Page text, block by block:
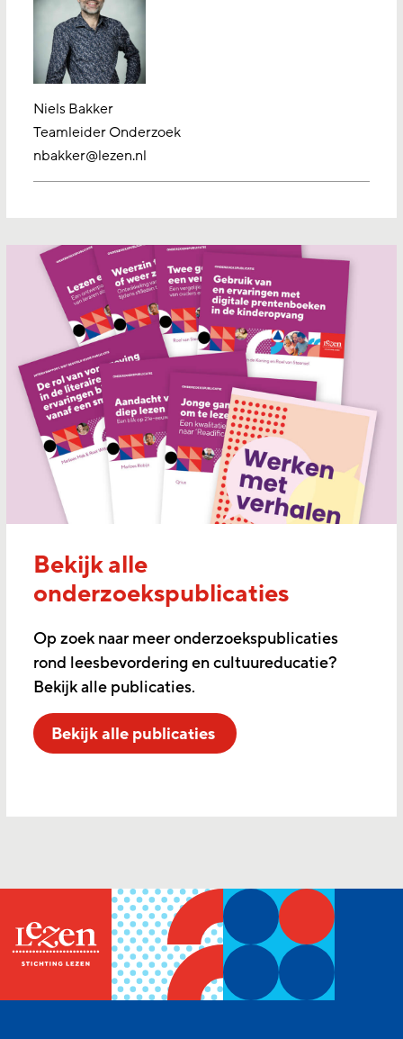
Niels Bakker
Teamleider Onderzoek
nbakker@lezen.nl
Bekijk alle
onderzoekspublicaties
Op zoek naar meer onderzoekspublicaties
rond leesbevordering en cultuureducatie?
Bekijk alle publicaties.
Bekijk alle publicaties